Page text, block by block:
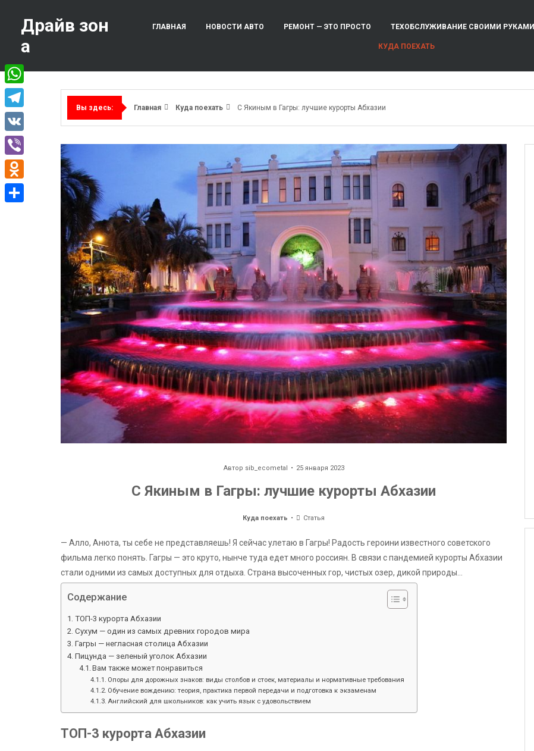
содержимому
Драйв зон
а
ГЛАВНАЯ НОВОСТИ АВТО РЕМОНТ — ЭТО ПРОСТО ТЕХОБСЛУЖИВАНИЕ СВОИМИ РУКАМИ
КУДА ПОЕХАТЬ
Вы здесь: Главная Куда поехать С Якиным в Гагры: лучшие курорты Абхазии
Автор sib_ecometal 25 января 2023
С Якиным в Гагры: лучшие курорты Абхазии
Куда поехать Статья
— Алло, Анюта, ты себе не представляешь! Я сейчас улетаю в Гагры! Радость героини известного советского
фильма легко понять. Гагры — это круто, нынче туда едет много россиян. В связи с пандемией курорты Абхазии
стали одними из самых доступных для отдыха. Страна высоченных гор, чистых озер, дикой природы…
Содержание
ТОП-3 курорта Абхазии
Сухум — один из самых древних городов мира
Гагры — негласная столица Абхазии
Пицунда — зеленый уголок Абхазии
Вам также может понравиться
Опоры для дорожных знаков: виды столбов и стоек, материалы и нормативные требования
Обучение вождению: теория, практика первой передачи и подготовка к экзаменам
Английский для школьников: как учить язык с удовольствием
ТОП-3 курорта Абхазии
WhatsApp
Telegram
VK
Viber
Odnoklassniki